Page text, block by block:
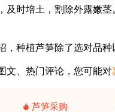
及时培土，割除外露嫩
种植芦笋除了选对品种
文、热门评论，您可能对
芦笋采购